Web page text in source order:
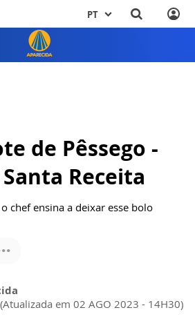
PT
de Pêssego -
Receita
chef ensina a deixar esse bolo
em 02 AGO 2023 - 14H30)